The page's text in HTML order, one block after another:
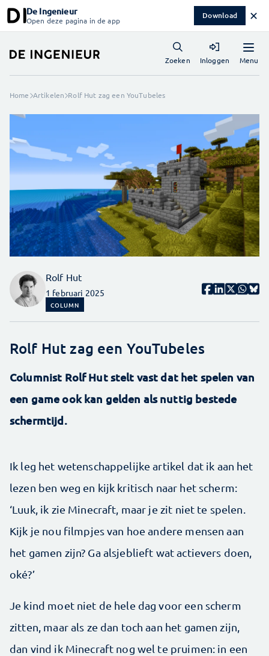
De Ingenieur
Open deze pagina in de app Download ✕
Menu
Zoeken Inloggen
Home Artikelen Rolf Hut zag een YouTubeles
Rolf Hut
1 februari 2025
COLUMN
Rolf Hut zag een YouTubeles
Columnist Rolf Hut stelt vast dat het spelen van
een game ook kan gelden als nuttig bestede
schermtijd.
Ik leg het wetenschappelijke artikel dat ik aan het
lezen ben weg en kijk kritisch naar het scherm:
‘Luuk, ik zie ­Minecraft, maar je zit niet te spelen.
Kijk je nou filmpjes van hoe andere mensen aan
het gamen zijn? Ga alsjeblieft wat actievers doen,
oké?’
Je kind moet niet de hele dag voor een scherm
zitten, maar als ze dan toch aan het gamen zijn,
dan vind ik Minecraft nog wel te pruimen: in een